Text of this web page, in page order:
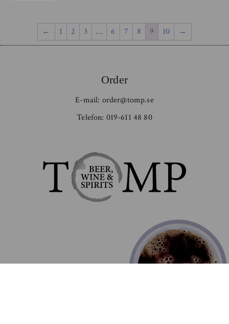
← 1 2 3 … 6 7 8 9 10 →
Order
E-mail: order@tomp.se
Telefon: 019-611 48 80